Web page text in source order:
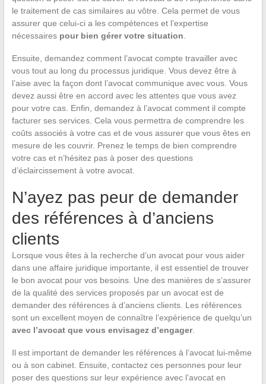
le traitement de cas similaires au vôtre. Cela permet de vous
assurer que celui-ci a les compétences et l’expertise
nécessaires pour bien gérer votre situation
Ensuite, demandez comment l’avocat compte travailler avec
vous tout au long du processus juridique. Vous devez être à
l’aise avec la façon dont l’avocat communique avec vous. Vous
devez aussi être en accord avec les attentes que vous avez
pour votre cas. Enfin, demandez à l’avocat comment il compte
facturer ses services. Cela vous permettra de comprendre les
coûts associés à votre cas et de vous assurer que vous êtes en
mesure de les couvrir. Prenez le temps de bien comprendre
votre cas et n’hésitez pas à poser des questions
d’éclaircissement à votre avocat.
N’ayez pas peur de demander
des références à d’anciens
clients
Lorsque vous êtes à la recherche d’un avocat pour vous aider
dans une affaire juridique importante, il est essentiel de trouver
le bon avocat pour vos besoins. Une des manières de s’assurer
de la qualité des services proposés par un avocat est de
demander des références à d’anciens clients. Les références
sont un excellent moyen de connaître l’expérience de quelqu’un
avec l’avocat que vous envisagez d’engager.
Il est important de demander les références à l’avocat lui-même
ou à son cabinet. Ensuite, contactez ces personnes pour leur
poser des questions sur leur expérience avec l’avocat en